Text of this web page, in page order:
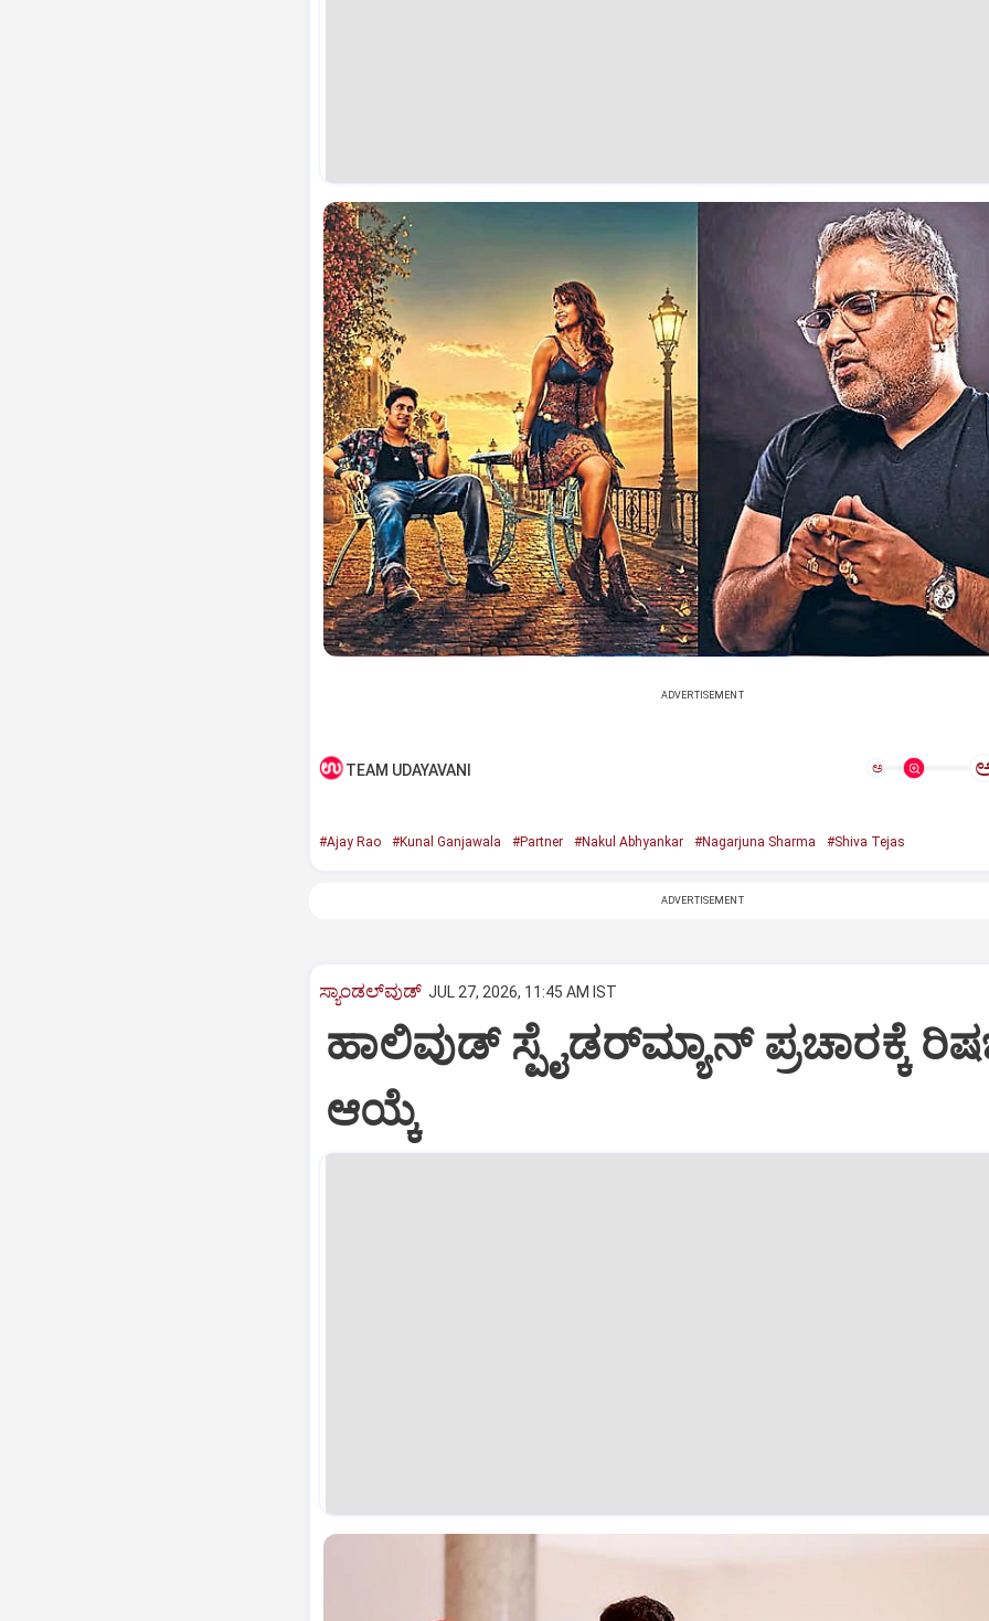
ADVERTISEMENT
TEAM UDAYAVANI ಅ
#Ajay Rao #Kunal Ganjawala #Partner #Nakul Abhyankar #Nagarjuna Sharma #Shiva Tejas
ADVERTISEMENT
ಸ್ಯಾಂಡಲ್‌ವುಡ್‌ JUL 27, 2026, 11:45 AM IST
ಹಾಲಿವುಡ್‌ ಸ್ಪೈಡರ್‌ಮ್ಯಾನ್‌ ಪ್ರಚಾರಕ್ಕೆ
ಆಯ್ಕೆ